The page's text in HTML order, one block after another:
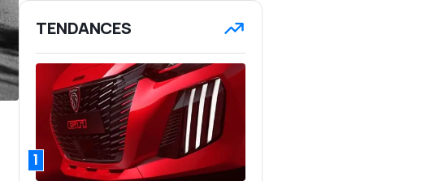
TENDANCES
1